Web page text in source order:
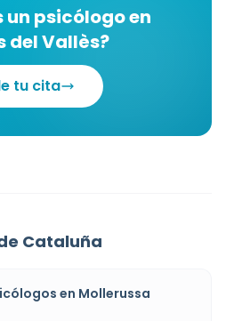
un psicólogo en
del Vallès?
tu cita
Cataluña
en Mollerussa